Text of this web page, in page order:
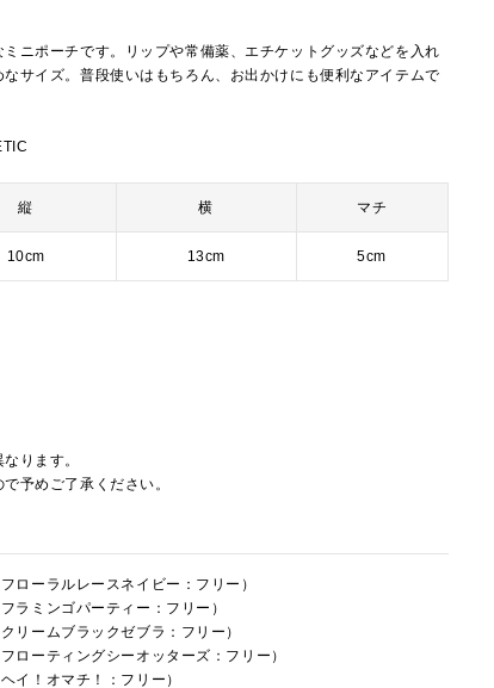
ニポーチです。リップや常備薬、エチケットグッズなどを入れ
サイズ。普段使いはもちろん、お出かけにも便利なアイテムで
縦 横 マチ
10cm 13cm 5cm
ります。
予めご了承ください。
ローラルレースネイビー：フリー）
ラミンゴパーティー：フリー）
リームブラックゼブラ：フリー）
ローティングシーオッターズ：フリー）
イ！オマチ！：フリー）